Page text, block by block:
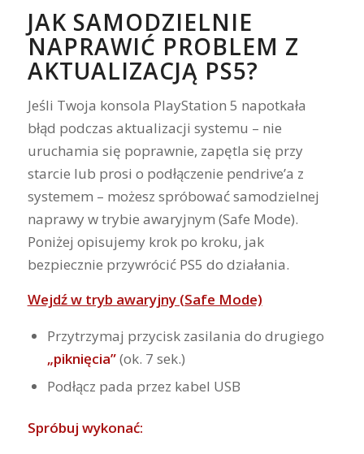
JAK SAMODZIELNIE
NAPRAWIĆ PROBLEM Z
AKTUALIZACJĄ PS5?
Jeśli Twoja konsola PlayStation 5 napotkała
błąd podczas aktualizacji systemu – nie
uruchamia się poprawnie, zapętla się przy
starcie lub prosi o podłączenie pendrive’a z
systemem – możesz spróbować samodzielnej
naprawy w trybie awaryjnym (Safe Mode).
Poniżej opisujemy krok po kroku, jak
bezpiecznie przywrócić PS5 do działania.
Wejdź w tryb awaryjny (Safe Mode)
Przytrzymaj przycisk zasilania do drugiego
„piknięcia”(ok. 7 sek.)
Podłącz pada przez kabel USB
Spróbuj wykonać: